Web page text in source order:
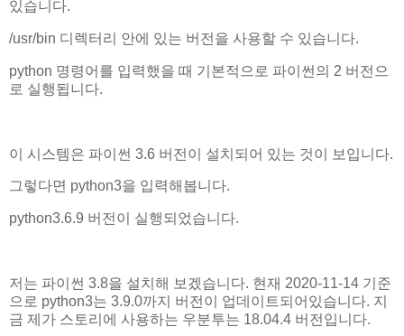
있습니다.
/usr/bin 디렉터리 안에 있는 버전을 사용할 수 있습니다.
python 명령어를 입력했을 때 기본적으로 파이썬의 2 버전으
로 실행됩니다.
이 시스템은 파이썬 3.6 버전이 설치되어 있는 것이 보입니다.
그렇다면 python3을 입력해봅니다.
python3.6.9 버전이 실행되었습니다.
저는 파이썬 3.8을 설치해 보겠습니다. 현재 2020-11-14 기준
으로 python3는 3.9.0까지 버전이 업데이트되어있습니다. 지
금 제가 스토리에 사용하는 우분투는 18.04.4 버전입니다.